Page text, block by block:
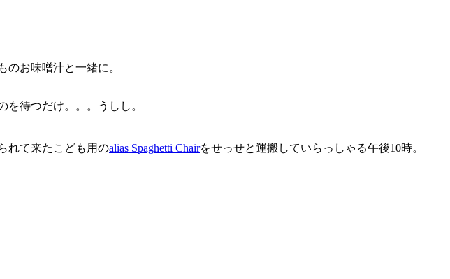
のお味噌汁と一緒に。
待つだけ。。。うしし。
れて来たこども用のalias Spaghetti Chairをせっせと運搬していらっしゃる午後10時。